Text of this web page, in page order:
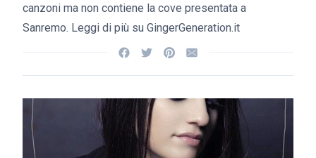
canzoni ma non contiene la cove presentata a
Sanremo. Leggi di più su GingerGeneration.it